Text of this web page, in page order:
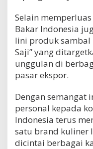
Selain
Bakar Indonesia
lini produk sambal
Saji” yang
unggulan di
pasar ekspor.
Dengan semangat
personal kepada
Indonesia terus
satu brand kuliner
dicintai berbagai